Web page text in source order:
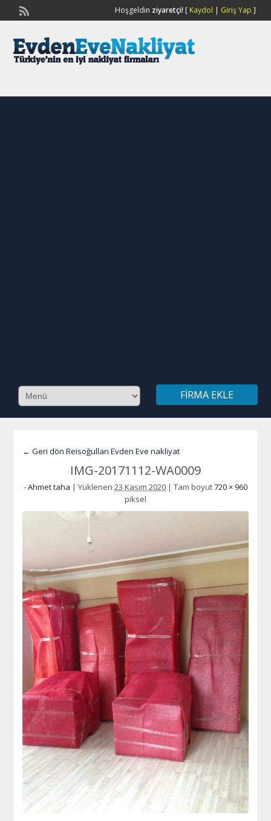
Hoşgeldin ziyaretçi![ Kaydol | Giriş Yap ]
FIRMA EKLE
← Geri dön Reisoğulları Evden Eve nakliyat
IMG-20171112-WA0009
-Ahmet taha | Yüklenen 23 Kasım 2020 | Tam boyut720 × 960
piksel